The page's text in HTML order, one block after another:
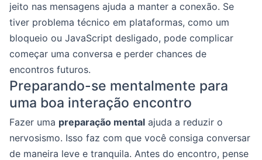
jeito nas mensagens ajuda a manter a conexão. Se
tiver problema técnico em plataformas, como um
bloqueio ou JavaScript desligado, pode complicar
começar uma conversa e perder chances de
encontros futuros.
Preparando-se mentalmente para
uma boa interação encontro
Fazer uma preparação mental ajuda a reduzir o
nervosismo. Isso faz com que você consiga conversar
de maneira leve e tranquila. Antes do encontro, pense